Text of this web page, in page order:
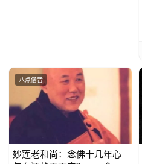
责
声
八点僧音
妙莲老和尚：念佛十几年心